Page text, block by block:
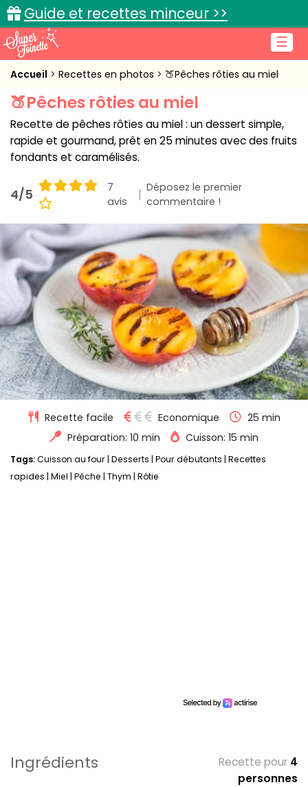
☰
Guide et recettes minceur >>
Accueil
Recettes de cuisine
Cuisine pratique
L'actu cuisine
Connexion
Accueil Recettes en photos 🍑Pêches rôties au miel
🍑Pêches rôties au miel
Recette de pêches rôties au miel : un dessert simple,
rapide et gourmand, prêt en 25 minutes avec des fruits
fondants et caramélisés.
4/5
7
avis
Déposez le premier
commentaire !
Recette facile Economique
25 min
Préparation: 10 min
Cuisson: 15 min
Tags:Cuisson au four Desserts Pour débutants Recettes
rapides Miel Pêche Thym Rôtie
Ingrédients Recette pour 4
personnes